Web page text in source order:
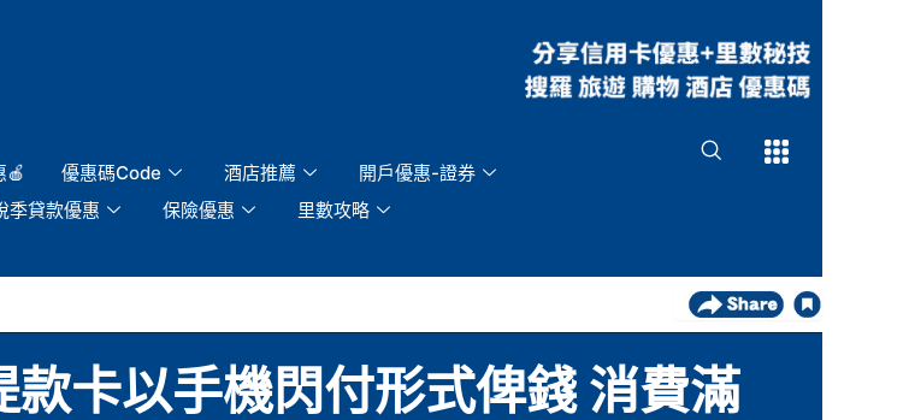
🍎 優惠碼Code 酒店推薦
開戶優惠-證券
季貸款優惠 保險優惠 里數攻略
Open
款卡以手機閃付形式俾錢 消費滿